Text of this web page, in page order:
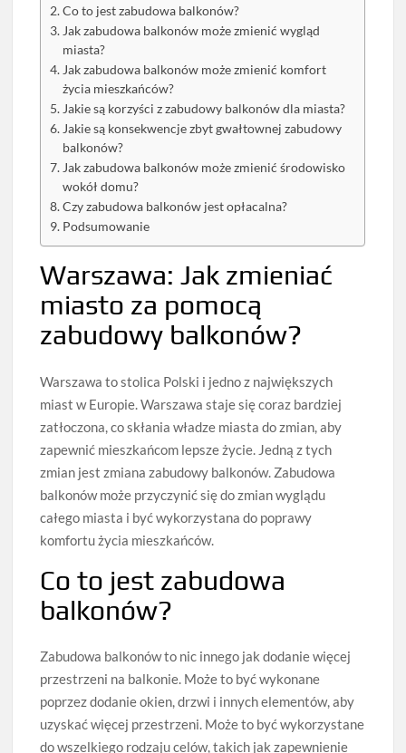
Co to jest zabudowa balkonów?
Jak zabudowa balkonów może zmienić wygląd
miasta?
Jak zabudowa balkonów może zmienić komfort
życia mieszkańców?
Jakie są korzyści z zabudowy balkonów dla miasta?
Jakie są konsekwencje zbyt gwałtownej zabudowy
balkonów?
Jak zabudowa balkonów może zmienić środowisko
wokół domu?
Czy zabudowa balkonów jest opłacalna?
Podsumowanie
Warszawa: Jak zmieniać
miasto za pomocą
zabudowy balkonów?
Warszawa to stolica Polski i jedno z największych
miast w Europie. Warszawa staje się coraz bardziej
zatłoczona, co skłania władze miasta do zmian, aby
zapewnić mieszkańcom lepsze życie. Jedną z tych
zmian jest zmiana zabudowy balkonów. Zabudowa
balkonów może przyczynić się do zmian wyglądu
całego miasta i być wykorzystana do poprawy
komfortu życia mieszkańców.
Co to jest zabudowa
balkonów?
Zabudowa balkonów to nic innego jak dodanie więcej
przestrzeni na balkonie. Może to być wykonane
poprzez dodanie okien, drzwi i innych elementów, aby
uzyskać więcej przestrzeni. Może to być wykorzystane
do wszelkiego rodzaju celów, takich jak zapewnienie